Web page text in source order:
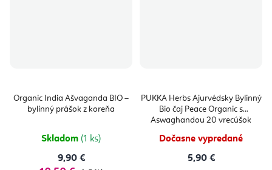
Organic India Ašvaganda BIO –
bylinný prášok z koreňa
Skladom (1 ks)
9,90 €
PUKKA Herbs Ajurvédsky Bylinný
Bio čaj Peace Organic s
Aswaghandou 20 vrecúšok
Dočasne vypredané
5,90 €